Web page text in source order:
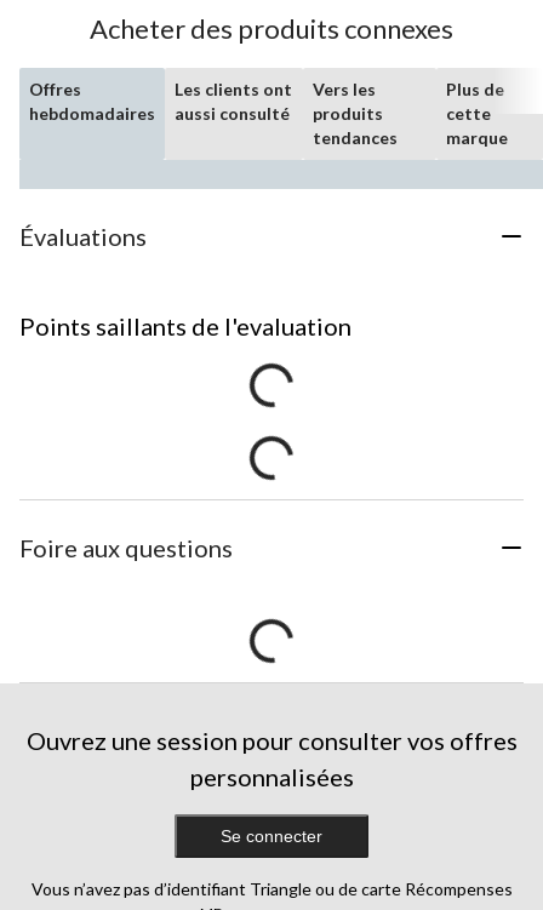
Acheter des produits connexes
Offres
hebdomadaires
Les clients ont
aussi consulté
Vers les
produits
tendances
Plus de
cette
marque
Évaluations
Points saillants de l'evaluation
Foire aux questions
Ouvrez une session pour consulter vos offres
personnalisées
Se connecter
Vous n’avez pas d’identifiant Triangle ou de carte Récompenses